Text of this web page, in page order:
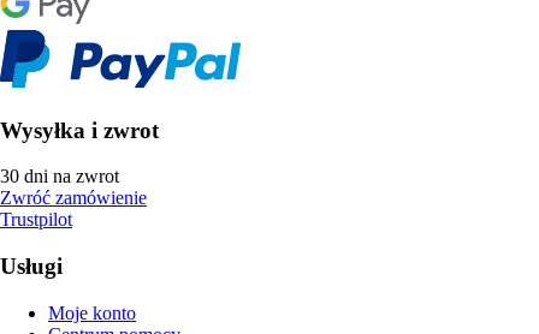
Wysyłka i zwrot
30 dni na zwrot
Zwróć zamówienie
Trustpilot
Usługi
Moje konto